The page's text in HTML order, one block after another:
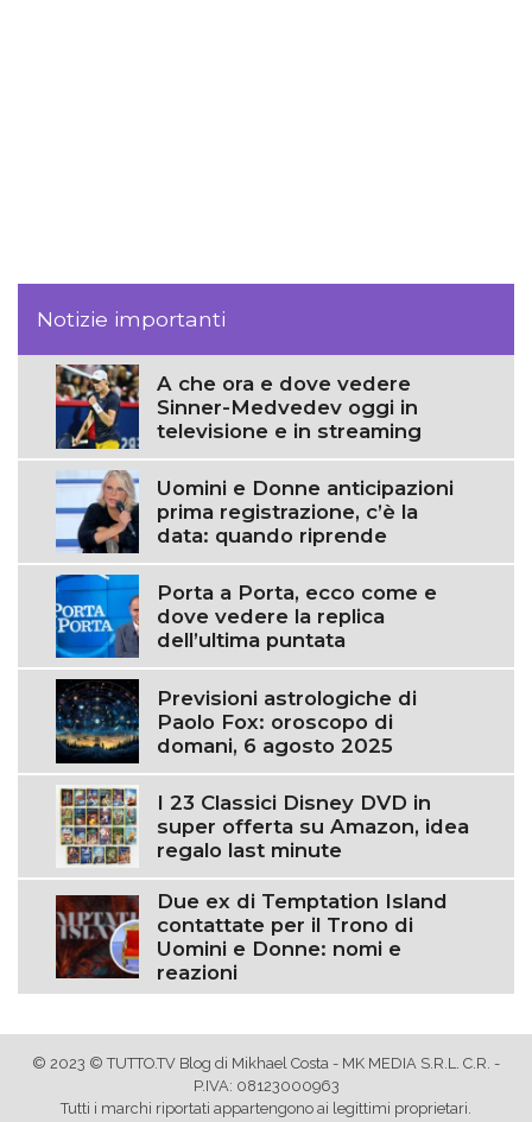
Notizie importanti
A che ora e dove vedere
Sinner-Medvedev oggi in
televisione e in streaming
Uomini e Donne anticipazioni
prima registrazione, c’è la
data: quando riprende
Porta a Porta, ecco come e
dove vedere la replica
dell’ultima puntata
Previsioni astrologiche di
Paolo Fox: oroscopo di
domani, 6 agosto 2025
I 23 Classici Disney DVD in
super offerta su Amazon, idea
regalo last minute
Due ex di Temptation Island
contattate per il Trono di
Uomini e Donne: nomi e
reazioni
© 2023 © TUTTO.TV Blog di Mikhael Costa - MK MEDIA S.R.L. C.R. -
P.IVA: 08123000963
Tutti i marchi riportati appartengono ai legittimi proprietari.